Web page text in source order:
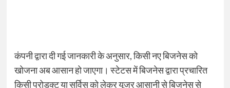
कंपनी द्वारा दी गई जानकारी के अनुसार, किसी नए बिजनेस को
खोजना अब आसान हो जाएगा। स्टेटस में बिजनेस द्वारा प्रचारित
किसी प्रोडक्ट या सर्विस को लेकर यूजर आसानी से बिजनेस से